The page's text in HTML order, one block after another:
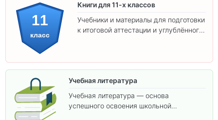
11
класс
Книги для 11-х классов
Учебники и материалы для подготовки
к итоговой аттестации и углублённого
Учебная литература
Учебная литература — основа
успешного освоения школьной